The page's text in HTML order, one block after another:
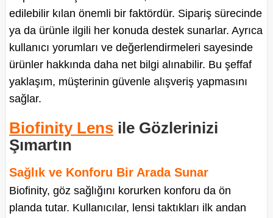
edilebilir kılan önemli bir faktördür. Sipariş sürecinde
ya da ürünle ilgili her konuda destek sunarlar. Ayrıca
kullanıcı yorumları ve değerlendirmeleri sayesinde
ürünler hakkında daha net bilgi alınabilir. Bu şeffaf
yaklaşım, müşterinin güvenle alışveriş yapmasını
sağlar.
Biofinity Lens ile Gözlerinizi
Şımartın
Sağlık ve Konforu Bir Arada Sunar
Biofinity, göz sağlığını korurken konforu da ön
planda tutar. Kullanıcılar, lensi taktıkları ilk andan